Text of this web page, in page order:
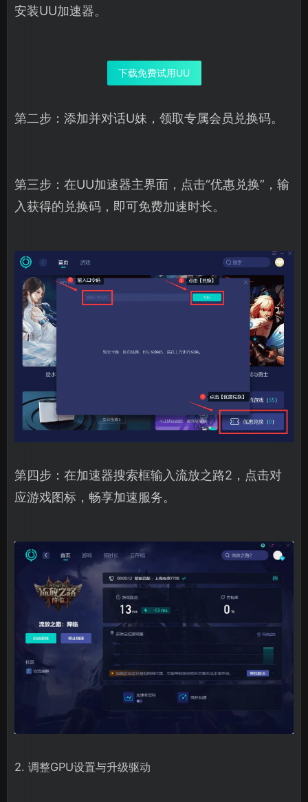
安装UU加速器。
下载免费试用UU
第二步：添加并对话U妹，领取专属会员兑换码。
第三步：在UU加速器主界面，点击“优惠兑换”，输
入获得的兑换码，即可免费加速时长。
第四步：在加速器搜索框输入流放之路2，点击对
应游戏图标，畅享加速服务。
2. 调整GPU设置与升级驱动